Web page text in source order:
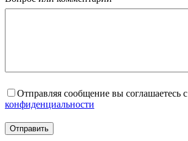
Отправляя сообщение вы соглашаетесь с
конфиденциальности